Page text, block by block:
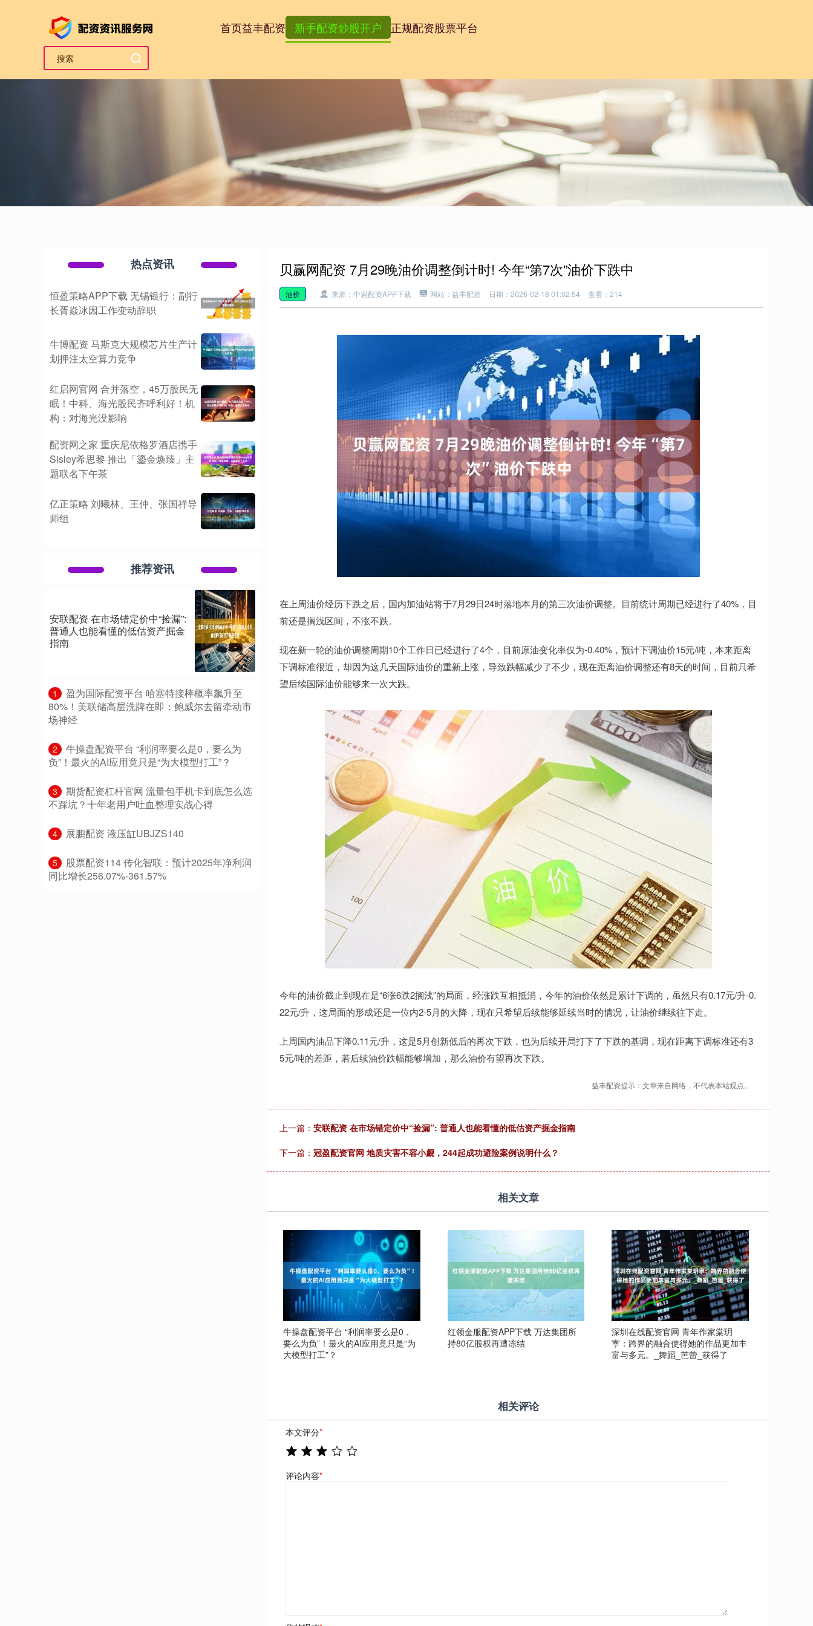
首页益丰配资 新手配资炒股开户 正规配资股票平台
贝赢网配资 7月29晚油价调整倒计时! 今年“第7次”油价下跌中
油价 来源：中岩配资APP下载 网站：益丰配资 日期：2026-02-18 01:02:54 查看：214
在上周油价经历下跌之后，国内加油站将于7月29日24时落地本月的第三次油价调整。目前统计周期已经进行了40%，目
前还是搁浅区间，不涨不跌。
现在新一轮的油价调整周期10个工作日已经进行了4个，目前原油变化率仅为-0.40%，预计下调油价15元/吨，本来距离
下调标准很近，却因为这几天国际油价的重新上涨，导致跌幅减少了不少，现在距离油价调整还有8天的时间，目前只希
望后续国际油价能够来一次大跌。
今年的油价截止到现在是“6涨6跌2搁浅”的局面，经涨跌互相抵消，今年的油价依然是累计下调的，虽然只有0.17元/升-0.
22元/升，这局面的形成还是一位内2-5月的大降，现在只希望后续能够延续当时的情况，让油价继续往下走。
上周国内油品下降0.11元/升，这是5月创新低后的再次下跌，也为后续开局打下了下跌的基调，现在距离下调标准还有3
5元/吨的差距，若后续油价跌幅能够增加，那么油价有望再次下跌。
益丰配资提示：文章来自网络，不代表本站观点。
上一篇： 安联配资 在市场错定价中“捡漏”: 普通人也能看懂的低估资产掘金指南
下一篇： 冠盈配资官网 地质灾害不容小觑，244起成功避险案例说明什么？
相关文章
牛操盘配资平台 “利润率要么是0，
要么为负”！最火的AI应用竟只是“为
大模型打工”？
红领金服配资APP下载 万达集团所
持80亿股权再遭冻结
深圳在线配资官网 青年作家棠玥
寕：跨界的融合使得她的作品更加丰
富与多元。_舞蹈_芭蕾_获得了
相关评论
本文评分*
评论内容*
热点资讯
恒盈策略APP下载 无锡银行：副行
长胥焱冰因工作变动辞职
牛博配资 马斯克大规模芯片生产计
划押注太空算力竞争
红启网官网 合并落空，45万股民无
眠！中科、海光股民齐呼利好！机
构：对海光没影响
配资网之家 重庆尼依格罗酒店携手
Sisley希思黎 推出「鎏金焕臻」主
题联名下午茶
亿正策略 刘曦林、王仲、张国祥导
师组
推荐资讯
安联配资 在市场错定价中“捡漏”:
普通人也能看懂的低估资产掘金
指南
1
​盈为国际配资平台 哈塞特接棒概率飙升至
80%！美联储高层洗牌在即：鲍威尔去留牵动市
场神经
2
​牛操盘配资平台 “利润率要么是0，要么为
负”！最火的AI应用竟只是“为大模型打工”？
3
​期货配资杠杆官网 流量包手机卡到底怎么选
不踩坑？十年老用户吐血整理实战心得
4 ​展鹏配资 液压缸UBJZS140
5
​股票配资114 传化智联：预计2025年净利润
同比增长256.07%-361.57%